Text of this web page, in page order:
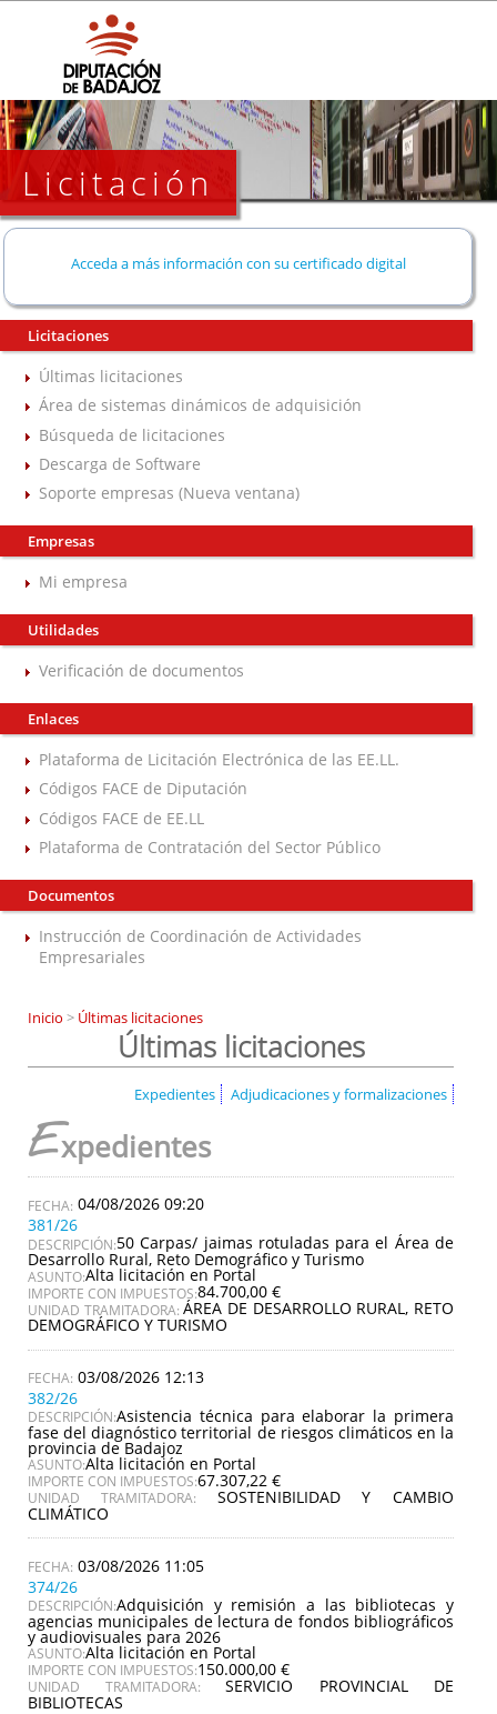
Licitación
Acceda a más información con su certificado digital
Licitaciones
Últimas licitaciones
Área de sistemas dinámicos de adquisición
Búsqueda de licitaciones
Descarga de Software
Soporte empresas (Nueva ventana)
Empresas
Mi empresa
Utilidades
Verificación de documentos
Enlaces
Plataforma de Licitación Electrónica de las EE.LL.
Códigos FACE de Diputación
Códigos FACE de EE.LL
Plataforma de Contratación del Sector Público
Documentos
Instrucción de Coordinación de Actividades
Empresariales
Inicio > Últimas licitaciones
Últimas licitaciones
Expedientes Adjudicaciones y formalizaciones
Expedientes
04/08/2026 09:20
381/26
DESCRIPCIÓN:50 Carpas/ jaimas rotuladas para el Área de
Desarrollo Rural, Reto Demográfico y Turismo
ASUNTO:Alta licitación en Portal
IMPORTE CON IMPUESTOS:84.700,00 €
UNIDAD TRAMITADORA:ÁREA DE DESARROLLO RURAL, RETO
DEMOGRÁFICO Y TURISMO
03/08/2026 12:13
382/26
DESCRIPCIÓN:Asistencia técnica para elaborar la primera
fase del diagnóstico territorial de riesgos climáticos en la
provincia de Badajoz
ASUNTO:Alta licitación en Portal
IMPORTE CON IMPUESTOS:67.307,22 €
UNIDAD TRAMITADORA: SOSTENIBILIDAD Y CAMBIO
CLIMÁTICO
03/08/2026 11:05
374/26
DESCRIPCIÓN:Adquisición y remisión a las bibliotecas y
agencias municipales de lectura de fondos bibliográficos
y audiovisuales para 2026
ASUNTO:Alta licitación en Portal
IMPORTE CON IMPUESTOS:150.000,00 €
UNIDAD TRAMITADORA:SERVICIO PROVINCIAL DE
BIBLIOTECAS